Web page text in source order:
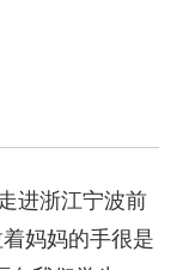
进浙江宁波前
妈妈的手很是